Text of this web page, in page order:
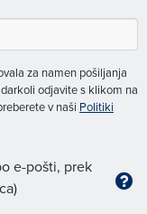
za namen pošiljanja
odjavite s klikom na
v naši Politiki
e-pošti, prek